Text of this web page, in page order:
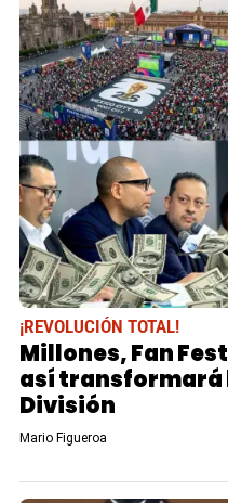
¡REVOLUCIÓN TOTAL!
Millones, Fan
así transformará
División
Mario Figueroa